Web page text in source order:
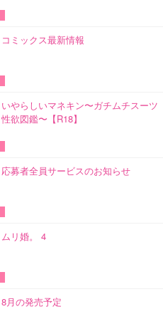
コミックス最新情報
いやらしいマネキン〜ガチムチスーツ
性欲図鑑〜【R18】
応募者全員サービスのお知らせ
ムリ婚。 4
8月の発売予定